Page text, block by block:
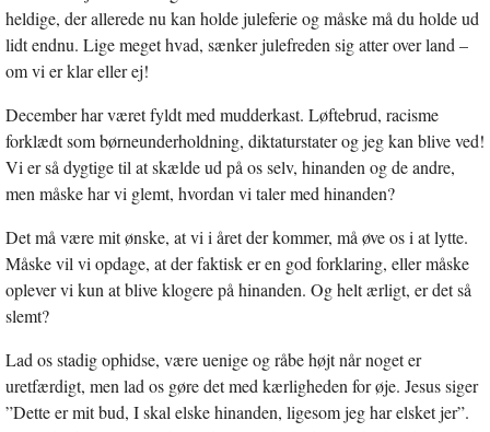
heldige, der allerede nu kan holde juleferie og måske må du holde ud
lidt endnu. Lige meget hvad, sænker julefreden sig atter over land –
om vi er klar eller ej!
December har været fyldt med mudderkast. Løftebrud, racisme
forklædt som børneunderholdning, diktaturstater og jeg kan blive ved!
Vi er så dygtige til at skælde ud på os selv, hinanden og de andre,
men måske har vi glemt, hvordan vi taler med hinanden?
Det må være mit ønske, at vi i året der kommer, må øve os i at lytte.
Måske vil vi opdage, at der faktisk er en god forklaring, eller måske
oplever vi kun at blive klogere på hinanden. Og helt ærligt, er det så
slemt?
Lad os stadig ophidse, være uenige og råbe højt når noget er
uretfærdigt, men lad os gøre det med kærligheden for øje. Jesus siger
”Dette er mit bud, I skal elske hinanden, ligesom jeg har elsket jer”.